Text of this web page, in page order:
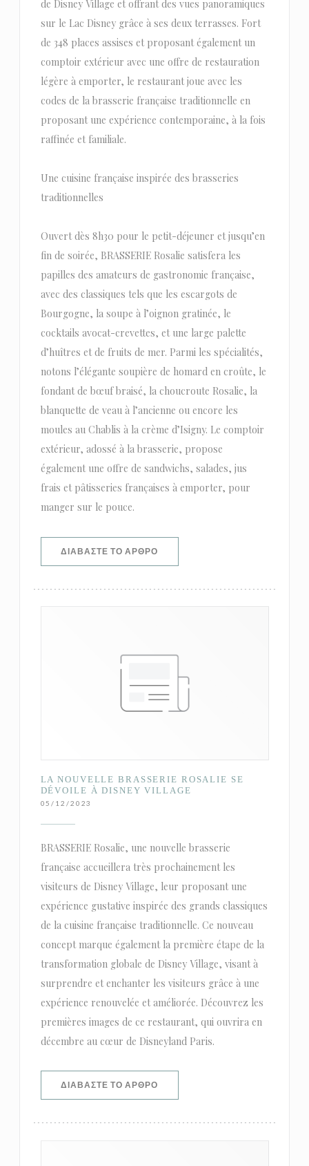
de Disney Village et offrant des vues panoramiques
sur le Lac Disney grâce à ses deux terrasses. Fort
de 348 places assises et proposant également un
comptoir extérieur avec une offre de restauration
légère à emporter, le restaurant joue avec les
codes de la brasserie française traditionnelle en
proposant une expérience contemporaine, à la fois
raffinée et familiale.
Une cuisine française inspirée des brasseries
traditionnelles
Ouvert dès 8h30 pour le petit-déjeuner et jusqu’en
fin de soirée, BRASSERIE Rosalie satisfera les
papilles des amateurs de gastronomie française,
avec des classiques tels que les escargots de
Bourgogne, la soupe à l’oignon gratinée, le
cocktails avocat-crevettes, et une large palette
d’huîtres et de fruits de mer. Parmi les spécialités,
notons l’élégante soupière de homard en croûte, le
fondant de bœuf braisé, la choucroute Rosalie, la
blanquette de veau à l’ancienne ou encore les
moules au Chablis à la crème d’Isigny. Le comptoir
extérieur, adossé à la brasserie, propose
également une offre de sandwichs, salades, jus
frais et pâtisseries françaises à emporter, pour
manger sur le pouce.
ΔΙΑΒΆΣΤΕ ΤΟ ΆΡΘΡΟ
LA NOUVELLE BRASSERIE ROSALIE SE
DÉVOILE À DISNEY VILLAGE
05/12/2023
BRASSERIE Rosalie, une nouvelle brasserie
française accueillera très prochainement les
visiteurs de Disney Village, leur proposant une
expérience gustative inspirée des grands classiques
de la cuisine française traditionnelle. Ce nouveau
concept marque également la première étape de la
transformation globale de Disney Village, visant à
surprendre et enchanter les visiteurs grâce à une
expérience renouvelée et améliorée. Découvrez les
premières images de ce restaurant, qui ouvrira en
décembre au cœur de Disneyland Paris.
ΔΙΑΒΆΣΤΕ ΤΟ ΆΡΘΡΟ